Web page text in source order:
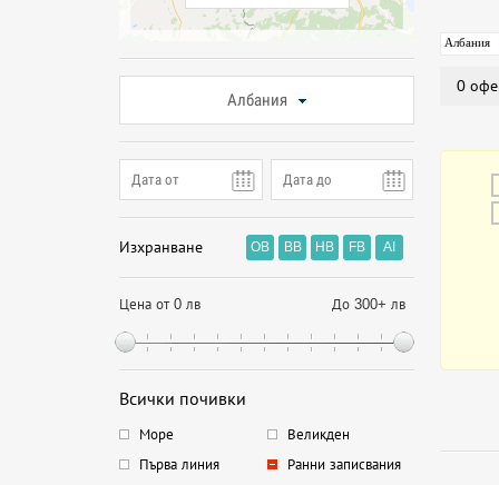
Албания
Изхранване OB BB HB FB AI
Цена от 0 лв До 300+ лв
Всички почивки
Море
Великден
Първа линия
Ранни записвания
Албания
0